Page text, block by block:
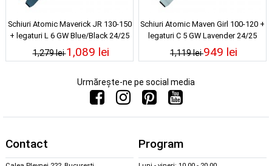
Schiuri Atomic Maverick JR 130-150
+ legaturi L 6 GW Blue/Black 24/25
1,279 lei1,089 lei
Schiuri Atomic Maven Girl 100-120 +
legaturi C 5 GW Lavender 24/25
1,119 lei949 lei
Urmărește-ne pe social media
Contact Program